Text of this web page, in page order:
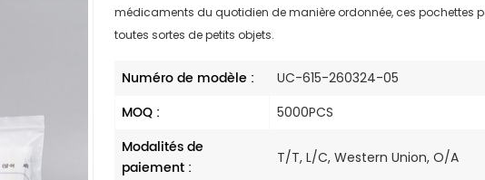
médicaments du quotidien de manière ordonnée, ces pochettes
toutes sortes de petits objets.
Numéro de modèle : UC-615-260324-05
MOQ : 5000PCS
Modalités de
paiement :
T/T, L/C, Western Union, O/A